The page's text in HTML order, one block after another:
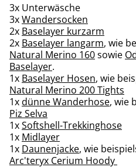
3x Unterwäsche
3xWandersocken
2x Baselayer kurzarm
2x Baselayer langarm, wie
Natural Merino 160sowie
Baselayer.
1x Baselayer Hosen, wie
Natural Merino 200 Tights
1xdünne Wanderhose, wie
Piz Selva
1xSoftshell-Trekkinghose
1x Midlayer
1x Daunenjacke, wie
Arc'teryx Cerium Hoody